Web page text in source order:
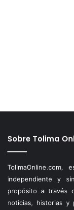
Sobre Tolima
TolimaOnline.com,
independiente y
propósito a través
noticias, historias y